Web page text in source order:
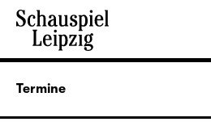
Termine